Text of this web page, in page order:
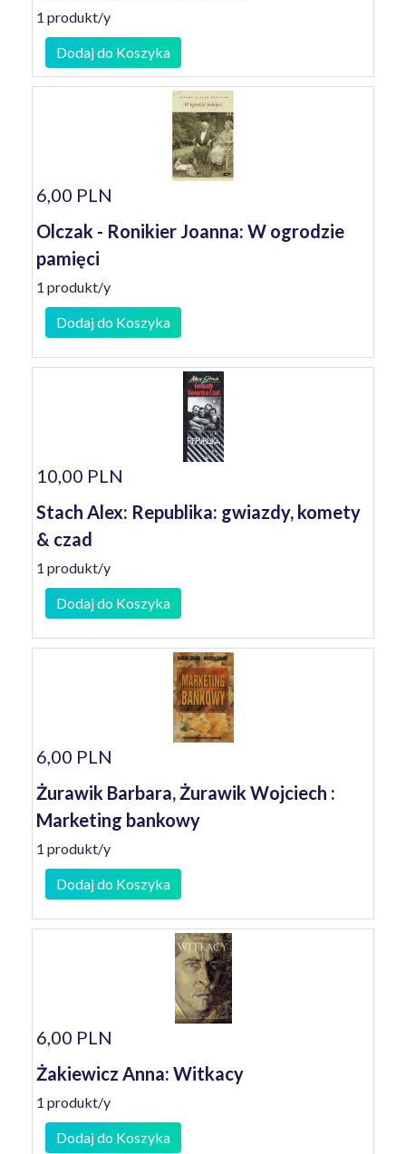
1 produkt/y
Dodaj do Koszyka
6,00 PLN
Olczak - Ronikier Joanna: W ogrodzie
pamięci
1 produkt/y
Dodaj do Koszyka
10,00 PLN
Stach Alex: Republika: gwiazdy, komety
& czad
1 produkt/y
Dodaj do Koszyka
6,00 PLN
Żurawik Barbara, Żurawik Wojciech :
Marketing bankowy
1 produkt/y
Dodaj do Koszyka
6,00 PLN
Żakiewicz Anna: Witkacy
1 produkt/y
Dodaj do Koszyka